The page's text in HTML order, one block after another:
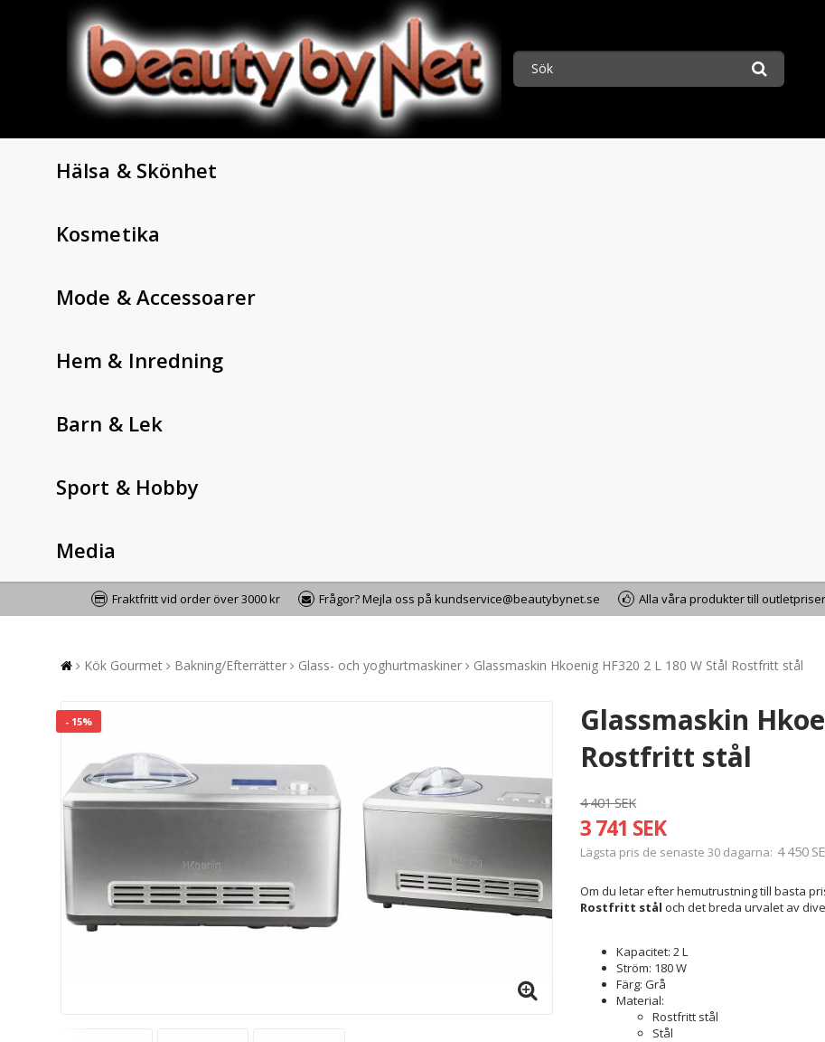
Hälsa & Skönhet
Kosmetika
Mode & Accessoarer
Hem & Inredning
Barn & Lek
Sport & Hobby
Media
Fraktfritt vid order över 3000 kr Frågor? Mejla oss på kundservice@beautybynet.se Alla våra produkter till outletpriser
Kök Gourmet Bakning/Efterrätter Glass- och yoghurtmaskiner Glassmaskin Hkoenig HF320 2 L 180 W Stål Rostfritt stål
- 15%
Glassmaskin
Rostfritt stål
4 401 SEK
3 741 SEK
Lägsta pris de senaste 30 dagarna 4 450
Om du letar efter hemutrustning till basta
Rostfritt stål och det breda urvalet av
Kapacitet: 2 L
Ström: 180 W
Färg: Grå
Material:
Rostfritt stål
Stål